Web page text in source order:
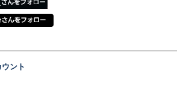
ント